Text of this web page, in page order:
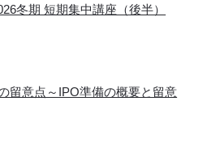
冬期 短期集中講座（後半）
留意点～IPO準備の概要と留意